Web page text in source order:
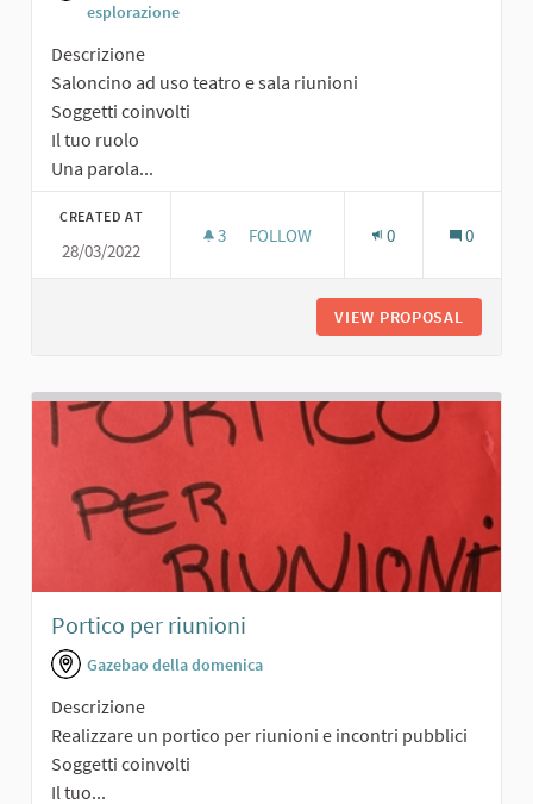
esplorazione
Descrizione
Saloncino ad uso teatro e sala riunioni
Soggetti coinvolti
Il tuo ruolo
Una parola...
CREATED AT
28/03/2022
3 3 FOLLOWERS
FOLLOW 0 0
VIEW PROPOSAL
Portico per riunioni
Gazebao della domenica
Descrizione
Realizzare un portico per riunioni e incontri pubblici
Soggetti coinvolti
Il tuo...